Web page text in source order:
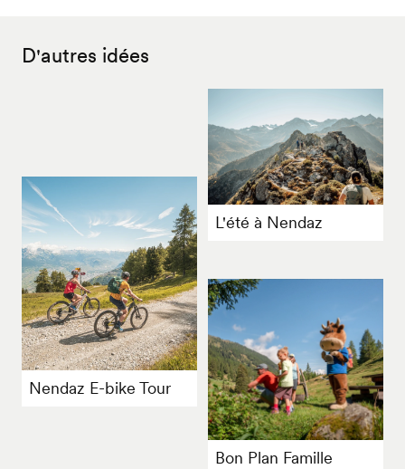
D'autres idées
L'été à Nendaz
Nendaz E-bike Tour
Bon Plan Famille